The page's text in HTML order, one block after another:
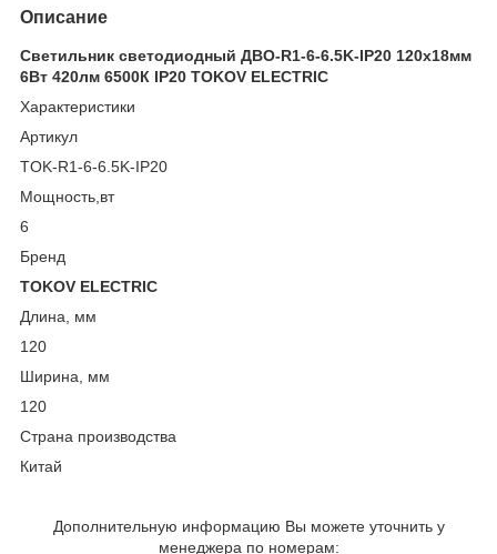
Описание
Светильник светодиодный ДВО-R1-6-6.5K-IP20 120х18мм
6Вт 420лм 6500К IP20 TOKOV ELECTRIC
Характеристики
Артикул
TOK-R1-6-6.5K-IP20
Мощность,вт
6
Бренд
TOKOV ELECTRIC
Длина, мм
120
Ширина, мм
120
Страна производства
Китай
Дополнительную информацию Вы можете уточнить у
менеджера по номерам: